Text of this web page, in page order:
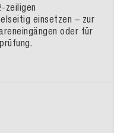
zeiligen
einsetzen – zur
oder für